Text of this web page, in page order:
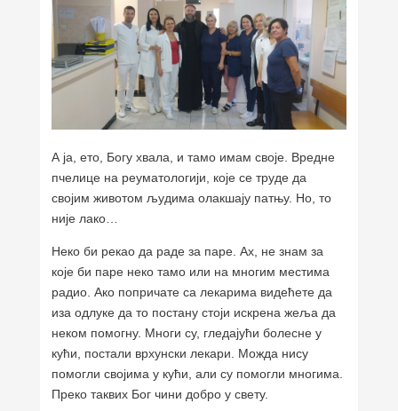
А ја, ето, Богу хвала, и тамо имам своје. Вредне
пчелице на реуматологији, које се труде да
својим животом људима олакшају патњу. Но, то
није лако…
Неко би рекао да раде за паре. Ах, не знам за
које би паре неко тамо или на многим местима
радио. Ако попричате са лекарима видећете да
иза одлуке да то постану стоји искрена жеља да
неком помогну. Многи су, гледајући болесне у
кући, постали врхунски лекари. Можда нису
помогли својима у кући, али су помогли многима.
Преко таквих Бог чини добро у свету.